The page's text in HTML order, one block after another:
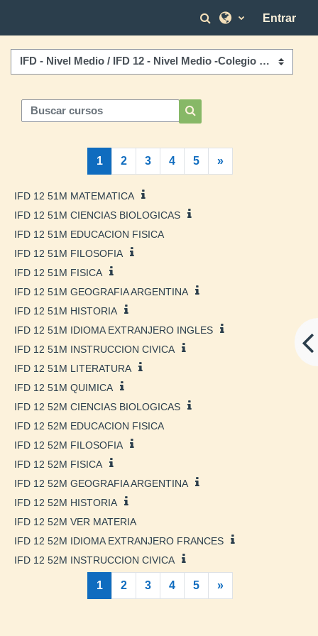
Selector de
Entrar
Categorías
Buscar cursos
Buscar cursos
1 (actual)
2 3 4 5 »Siguiente página
IFD 12 51M MATEMATICA
IFD 12 51M CIENCIAS BIOLOGICAS
IFD 12 51M EDUCACION FISICA
IFD 12 51M FILOSOFIA
IFD 12 51M FISICA
IFD 12 51M GEOGRAFIA ARGENTINA
IFD 12 51M HISTORIA
IFD 12 51M IDIOMA EXTRANJERO INGLES
IFD 12 51M INSTRUCCION CIVICA
IFD 12 51M LITERATURA
IFD 12 51M QUIMICA
IFD 12 52M CIENCIAS BIOLOGICAS
IFD 12 52M EDUCACION FISICA
IFD 12 52M FILOSOFIA
IFD 12 52M FISICA
IFD 12 52M GEOGRAFIA ARGENTINA
IFD 12 52M HISTORIA
IFD 12 52M VER MATERIA
IFD 12 52M IDIOMA EXTRANJERO FRANCES
IFD 12 52M INSTRUCCION CIVICA
1 (actual)
2 3 4 5 »Siguiente página